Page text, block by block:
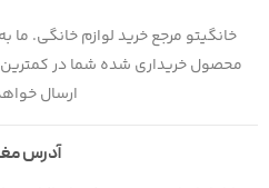
خانگیتو مرجع خرید لوازم خانگی. ما
محصول خریداری شده شما در کمترین
ارسال
آدرس